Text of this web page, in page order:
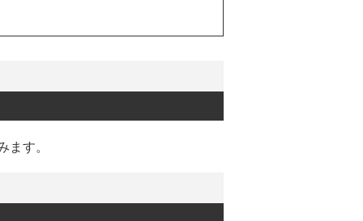
す。